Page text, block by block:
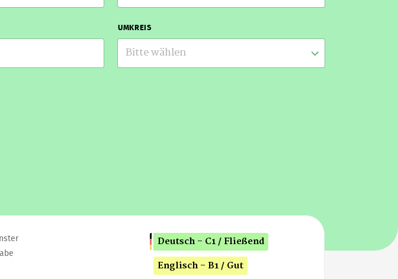
UMKREIS
Bitte wählen
Deutsch - C1 / Fließend
Englisch - B1 / Gut